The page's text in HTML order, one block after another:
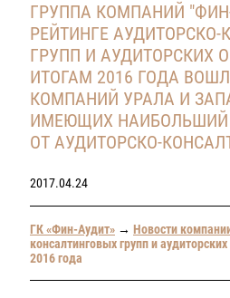
ГРУППА КОМПАНИЙ
РЕЙТИНГЕ
ГРУПП И АУДИТОРСКИХ
ИТОГАМ 2016 ГОДА
КОМПАНИЙ УРАЛА И
ИМЕЮЩИХ
ОТ АУДИТОРСКО-
2017.04.24
ГК «Фин-Аудит» → Новости
консалтинговых групп и
2016 года